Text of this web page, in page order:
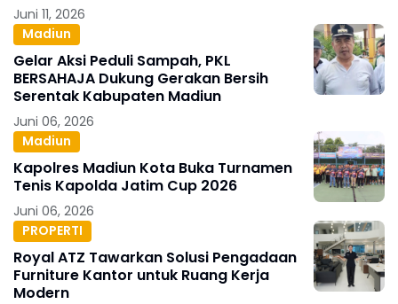
Juni 11, 2026
Madiun
Gelar Aksi Peduli Sampah, PKL
BERSAHAJA Dukung Gerakan Bersih
Serentak Kabupaten Madiun
Juni 06, 2026
Madiun
Kapolres Madiun Kota Buka Turnamen
Tenis Kapolda Jatim Cup 2026
Juni 06, 2026
PROPERTI
Royal ATZ Tawarkan Solusi Pengadaan
Furniture Kantor untuk Ruang Kerja
Modern